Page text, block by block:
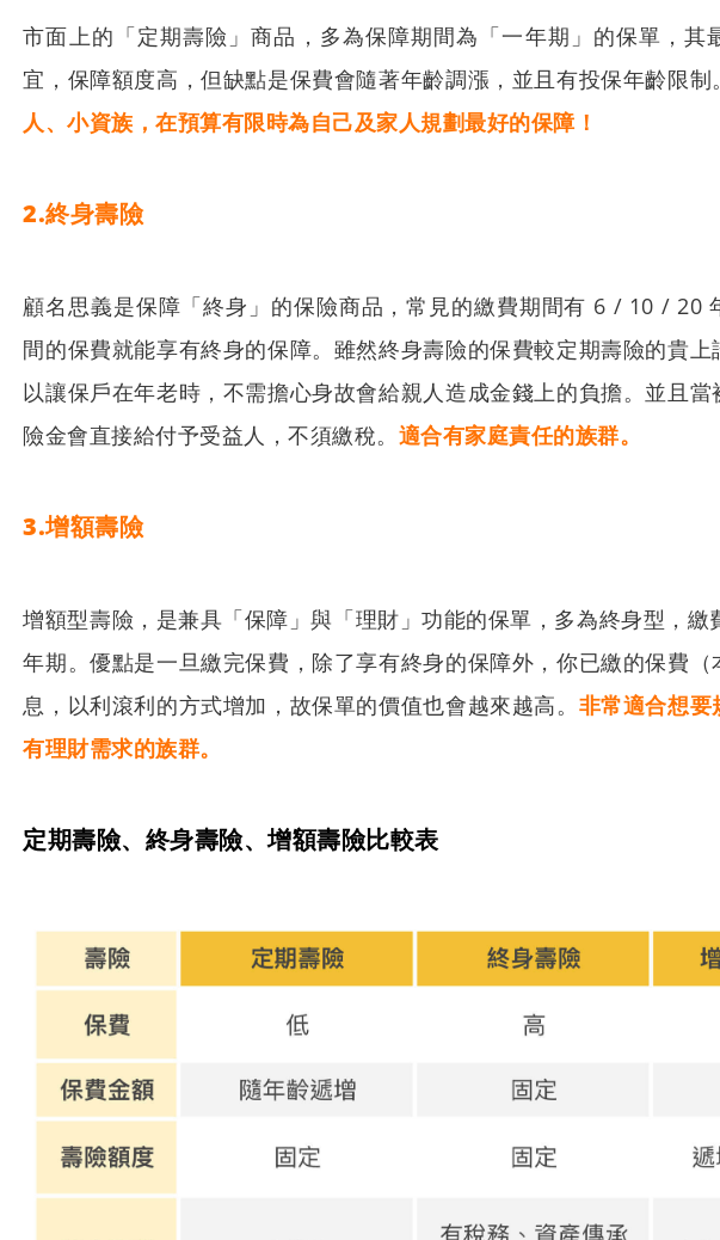
市面上的「定期壽險」商品，多為保障期間為「一年期」的保單，其
宜，保障額度高，但缺點是保費會隨著年齡調漲，並且有投保年齡限制。
人、小資族，在預算有限時為自己及家人規劃最好的保障！
2.終身壽險
顧名思義是保障「終身」的保險商品，常見的繳費期間有 6 / 10 / 20
間的保費就能享有終身的保障。雖然終身壽險的保費較定期壽險的貴
以讓保戶在年老時，不需擔心身故會給親人造成金錢上的負擔。並且
險金會直接給付予受益人，不須繳稅。 適合有家庭責任的族群。
3.增額壽險
增額型壽險，是兼具「保障」與「理財」功能的保單，多為終身型，繳
年期。優點是一旦繳完保費，除了享有終身的保障外，你已繳的保費（
息，以利滾利的方式增加，故保單的價值也會越來越高。 非常適合想
有理財需求的族群。
定期壽險、終身壽險、增額壽險比較表